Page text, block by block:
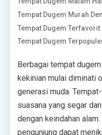
Tempat Dugem Murah
Tempat Dugem Terfavorit
Tempat Dugem
Berbagai tempat
kekinian mulai diminati
generasi muda.
suasana yang segar
dengan keindahan
pengunjung dapat